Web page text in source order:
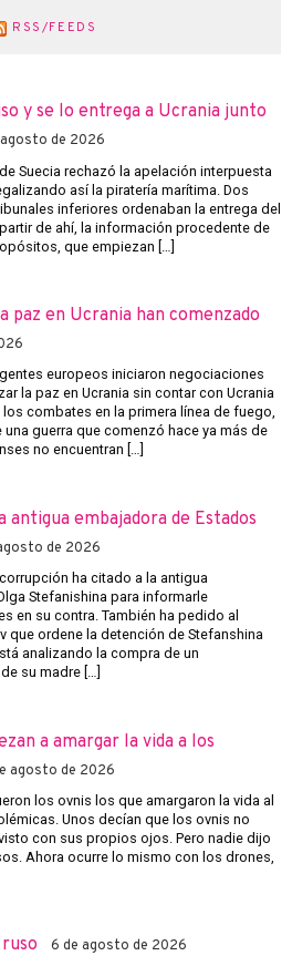
RSS/FEEDS
y se lo entrega a Ucrania junto
agosto de 2026
Suecia rechazó la apelación interpuesta
así la piratería marítima. Dos
inferiores ordenaban la entrega del
de ahí, la información procedente de
que empiezan […]
paz en Ucrania han comenzado
europeos iniciaron negociaciones
la paz en Ucrania sin contar con Ucrania
combates en la primera línea de fuego,
guerra que comenzó hace ya más de
no encuentran […]
antigua embajadora de Estados
de 2026
ha citado a la antigua
Stefanishina para informarle
en su contra. También ha pedido al
que ordene la detención de Stefanshina
analizando la compra de un
su madre […]
a amargar la vida a los
agosto de 2026
los ovnis los que amargaron la vida al
Unos decían que los ovnis no
con sus propios ojos. Pero nadie dijo
Ahora ocurre lo mismo con los drones,
6 de agosto de 2026